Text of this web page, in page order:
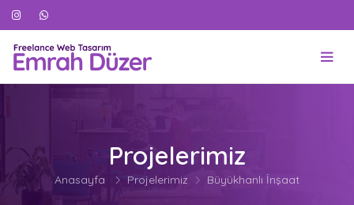
Projelerimiz
Anasayfa Projelerimiz Büyükhanlı İnşaat